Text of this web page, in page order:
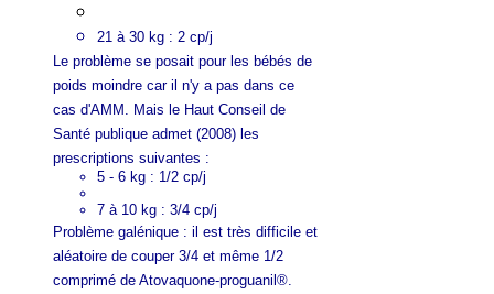
21 à 30 kg : 2 cp/j
Le problème se posait pour les bébés de
poids moindre car il n'y a pas dans ce
cas d'AMM. Mais le Haut Conseil de
Santé publique admet (2008) les
prescriptions suivantes :
5 - 6 kg : 1/2 cp/j
7 à 10 kg : 3/4 cp/j
Problème galénique : il est très difficile et
aléatoire de couper 3/4 et même 1/2
comprimé de Atovaquone-proguanil®.